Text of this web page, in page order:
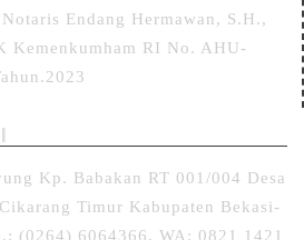
Endang Hermawan, S.H.,
Kemenkumham RI No. AHU-
Kp. Babakan RT 001/004 Desa
Timur Kabupaten Bekasi-
(0264) 6064366, WA: 0821 1421